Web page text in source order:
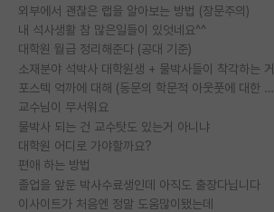
외부에서 괜찮은 랩을 알아보는 방법 (장문주의)
내 석사생활 참 많은일들이 있엇네요^^
대학원 월급 정리해준다 (공대 기준)
소재분야 석박사 대학원생 + 물박사들이 착각하는 거
포스텍 억까에 대해 (동문의 학문적 아웃풋에 대한 반박)
교수님이 무서워요
물박사 되는 건 교수탓도 있는거 아니냐
대학원 어디로 가야할까요?
편애 하는 방법
졸업을 앞둔 박사수료생인데 아직도 출장다닙니다
이사이트가 처음엔 정말 도움많이됐는데